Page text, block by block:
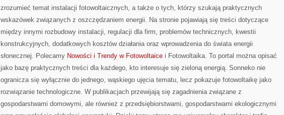
zrozumieć temat instalacji fotowoltaicznych, a także o tych, którzy szukają praktycznych
wskazówek związanych z oszczędzaniem energii. Na stronie pojawiają się treści dotyczące
między innymi rozbudowy instalacji, regulacji dla firm, problemów technicznych, kwestii
konstrukcyjnych, dodatkowych kosztów działania oraz wprowadzenia do świata energii
słonecznej. Polecamy Nowości i Trendy w Fotowoltaice i Fotowoltaika. To portal można opisać
jako bazę praktycznych treści dla każdego, kto interesuje się zieloną energią. Sonneko nie
ogranicza się wyłącznie do jednego, wąskiego ujęcia tematu, lecz pokazuje fotowoltaikę jako
rozwiązanie technologiczne. W publikacjach przewijają się zagadnienia związane z
gospodarstwami domowymi, ale również z przedsiębiorstwami, gospodarstwami ekologicznymi